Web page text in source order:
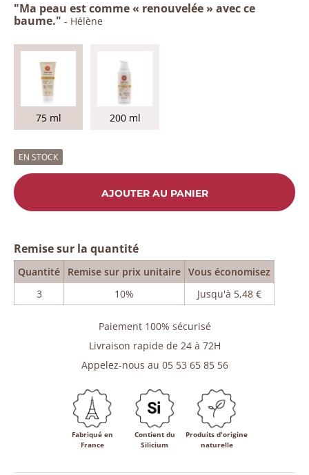
"Ma peau est comme « renouvelée » avec ce
baume." - Hélène
75 ml 200 ml
EN STOCK
AJOUTER AU PANIER
Remise sur la quantité
Quantité Remise sur prix unitaire Vous économisez
3
10% Jusqu'à 5,48 €
Paiement 100% sécurisé
Livraison rapide de 24 à 72H
Appelez-nous au 05 53 65 85 56
Fabriqué en
France
Contient du
Silicium
Produits d'origine
naturelle